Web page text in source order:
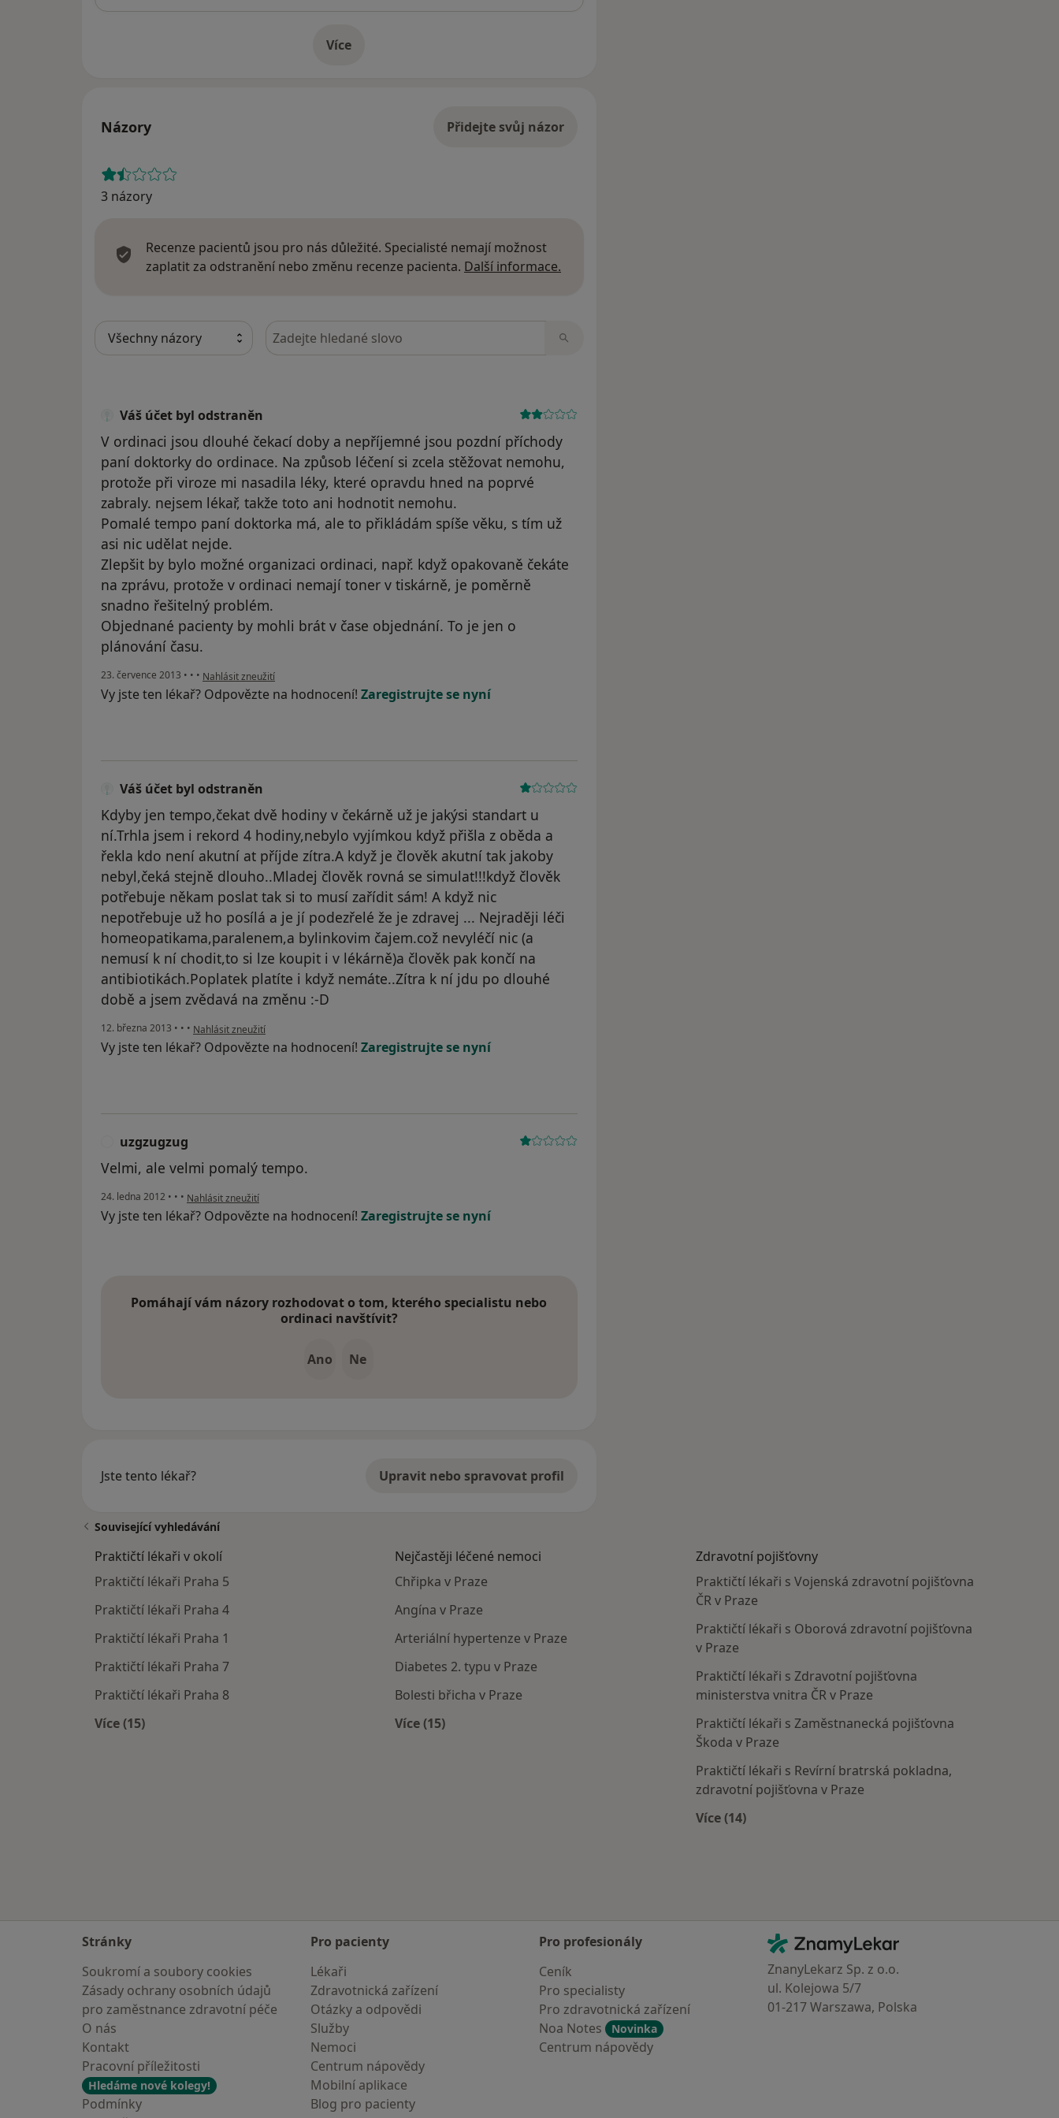
Víceo adrese
Názory Přidejte svůj názor
3 názory
Recenze pacientů jsou pro nás důležité. Specialisté nemají možnost
zaplatit za odstranění nebo změnu recenze pacienta. Další informace.
Hledejte v názorech
Váš účet byl odstraněn
V ordinaci jsou dlouhé čekací doby a nepříjemné jsou pozdní příchody
paní doktorky do ordinace. Na způsob léčení si zcela stěžovat nemohu,
protože při viroze mi nasadila léky, které opravdu hned na poprvé
zabraly. nejsem lékař, takže toto ani hodnotit nemohu.
Pomalé tempo paní doktorka má, ale to přikládám spíše věku, s tím už
asi nic udělat nejde.
Zlepšit by bylo možné organizaci ordinaci, např. když opakovaně čekáte
na zprávu, protože v ordinaci nemají toner v tiskárně, je poměrně
snadno řešitelný problém.
Objednané pacienty by mohli brát v čase objednání. To je jen o
plánování času.
23. července 2013 • • • podle názoru uživatele Váš účet byl odstraněn
Nahlásit zneužití
Vy jste ten lékař? Odpovězte na hodnocení! Zaregistrujte se nyní
Váš účet byl odstraněn
Kdyby jen tempo,čekat dvě hodiny v čekárně už je jakýsi standart u
ní.Trhla jsem i rekord 4 hodiny,nebylo vyjímkou když přišla z oběda a
řekla kdo není akutní at příjde zítra.A když je člověk akutní tak jakoby
nebyl,čeká stejně dlouho..Mladej člověk rovná se simulat!!!když člověk
potřebuje někam poslat tak si to musí zařídit sám! A když nic
nepotřebuje už ho posílá a je jí podezřelé že je zdravej ... Nejraději léči
homeopatikama,paralenem,a bylinkovim čajem.což nevyléčí nic (a
nemusí k ní chodit,to si lze koupit i v lékárně)a člověk pak končí na
antibiotikách.Poplatek platíte i když nemáte..Zítra k ní jdu po dlouhé
době a jsem zvědavá na změnu :-D
12. března 2013 • • • podle názoru uživatele Váš účet byl odstraněn
Nahlásit zneužití
Vy jste ten lékař? Odpovězte na hodnocení! Zaregistrujte se nyní
uzgzugzug
Velmi, ale velmi pomalý tempo.
24. ledna 2012 • • • podle názoru uživatele uzgzugzug
Nahlásit zneužití
Vy jste ten lékař? Odpovězte na hodnocení! Zaregistrujte se nyní
Pomáhají vám názory rozhodovat o tom, kterého specialistu nebo
ordinaci navštívit?
Ano Ne
Jste tento lékař? Upravit nebo spravovat profil
Související vyhledávání
Praktičtí lékaři v okolí
Praktičtí lékaři Praha 5
Praktičtí lékaři Praha 4
Praktičtí lékaři Praha 1
Praktičtí lékaři Praha 7
Praktičtí lékaři Praha 8
Více (15)
Nejčastěji léčené nemoci
Chřipka v Praze
Angína v Praze
Arteriální hypertenze v Praze
Diabetes 2. typu v Praze
Bolesti břicha v Praze
Více (15)
Zdravotní pojišťovny
Praktičtí lékaři s Vojenská zdravotní pojišťovna
ČR v Praze
Praktičtí lékaři s Oborová zdravotní pojišťovna
v Praze
Praktičtí lékaři s Zdravotní pojišťovna
ministerstva vnitra ČR v Praze
Praktičtí lékaři s Zaměstnanecká pojišťovna
Škoda v Praze
Praktičtí lékaři s Revírní bratrská pokladna,
zdravotní pojišťovna v Praze
Více (14)
Stránky
Soukromí a soubory cookies
Zásady ochrany osobních údajů
pro zaměstnance zdravotní péče
O nás
Kontakt
Pracovní příležitosti
Hledáme nové kolegy!
Podmínky
Pro pacienty
Lékaři
Zdravotnická zařízení
Otázky a odpovědi
Služby
Nemoci
Centrum nápovědy
Mobilní aplikace
Blog pro pacienty
Pro profesionály
Ceník
Pro specialisty
Pro zdravotnická zařízení
Noa Notes
Novinka
Centrum nápovědy
Kontakt
ZnamyLekar - Hlavní stránka
ZnanyLekarz Sp. z o.o.
ul. Kolejowa 5/7
01-217 Warszawa, Polska